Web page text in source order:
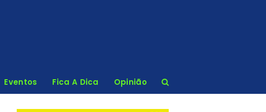
Eventos Fica A Dica Opinião